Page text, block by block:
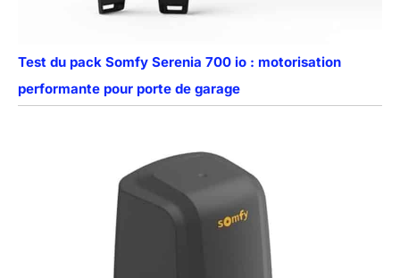
Test du pack Somfy Serenia 700 io : motorisation
performante pour porte de garage